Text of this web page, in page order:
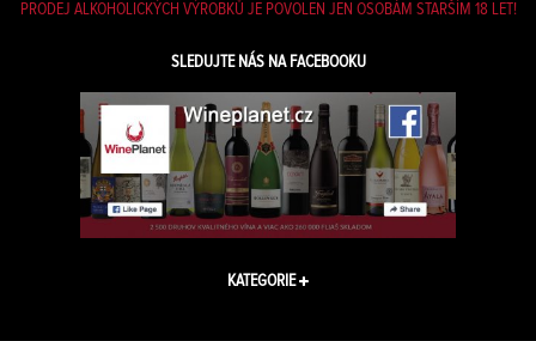
PRODEJ ALKOHOLICKÝCH VÝROBKŮ JE POVOLEN JEN OSOBÁM STARŠÍM 18 LET!
SLEDUJTE NÁS NA FACEBOOKU
KATEGORIE